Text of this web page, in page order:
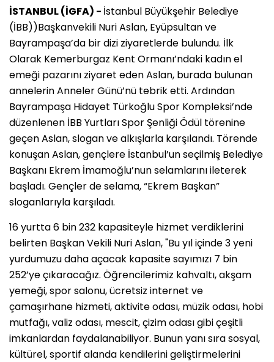
İSTANBUL (İGFA) - İstanbul Büyükşehir Belediye
(İBB))Başkanvekili Nuri Aslan, Eyüpsultan ve
Bayrampaşa’da bir dizi ziyaretlerde bulundu. İlk
Olarak Kemerburgaz Kent Ormanı’ndaki kadın el
emeği pazarını ziyaret eden Aslan, burada bulunan
annelerin Anneler Günü’nü tebrik etti. Ardından
Bayrampaşa Hidayet Türkoğlu Spor Kompleksi’nde
düzenlenen İBB Yurtları Spor Şenliği Ödül törenine
geçen Aslan, slogan ve alkışlarla karşılandı. Törende
konuşan Aslan, gençlere İstanbul’un seçilmiş Belediye
Başkanı Ekrem İmamoğlu’nun selamlarını ileterek
başladı. Gençler de selama, “Ekrem Başkan”
sloganlarıyla karşıladı.
16 yurtta 6 bin 232 kapasiteyle hizmet verdiklerini
belirten Başkan Vekili Nuri Aslan, "Bu yıl içinde 3 yeni
yurdumuzu daha açacak kapasite sayımızı 7 bin
252’ye çıkaracağız. Öğrencilerimiz kahvaltı, akşam
yemeği, spor salonu, ücretsiz internet ve
çamaşırhane hizmeti, aktivite odası, müzik odası, hobi
mutfağı, valiz odası, mescit, çizim odası gibi çeşitli
imkanlardan faydalanabiliyor. Bunun yanı sıra sosyal,
kültürel, sportif alanda kendilerini geliştirmelerini